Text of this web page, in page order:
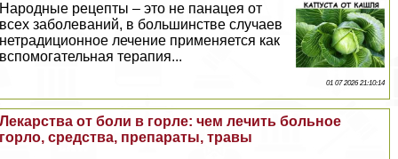
Народные рецепты – это не панацея от
всех заболеваний, в большинстве случаев
нетрадиционное лечение применяется как
вспомогательная терапия...
01 07 2026 21:10:14
Лекарства от боли в горле: чем лечить больное
горло, средства, препараты, травы